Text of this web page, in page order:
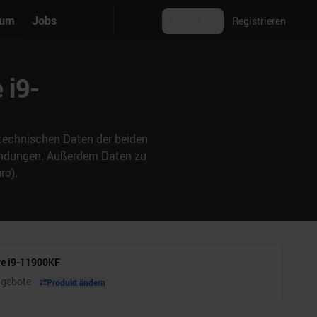
Jobs Registrieren
i9-
Daten der beiden
Außerdem Daten zu
i9-11900KF
Produkt ändern